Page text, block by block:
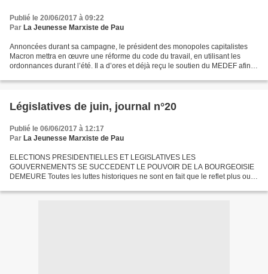
Publié le 20/06/2017 à 09:22
Par La Jeunesse Marxiste de Pau
Annoncées durant sa campagne, le président des monopoles capitalistes
Macron mettra en œuvre une réforme du code du travail, en utilisant les
ordonnances durant l’été. Il a d’ores et déjà reçu le soutien du MEDEF afin
Législatives de juin, journal n°20
Publié le 06/06/2017 à 12:17
Par La Jeunesse Marxiste de Pau
ELECTIONS PRESIDENTIELLES ET LEGISLATIVES LES
GOUVERNEMENTS SE SUCCEDENT LE POUVOIR DE LA BOURGEOISIE
DEMEURE Toutes les luttes historiques ne sont en fait que le reflet plus ou
par...